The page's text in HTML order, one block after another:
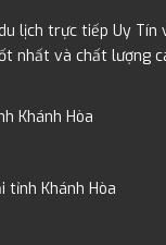
lịch trực tiếp Uy Tín
nhất và chất lượng
Khánh Hòa
tỉnh Khánh Hòa